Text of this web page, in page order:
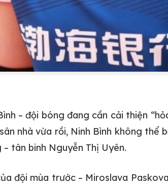
– đội bóng đang cần cải thiện
nhà vừa rồi, Ninh Bình không
tân binh Nguyễn Thị Uyên.
đội mùa trước – Miroslava